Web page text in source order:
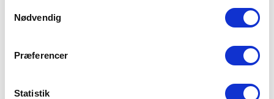
Du kan læse mere om vores brug af cookies under
"Detaljer" eller ved at klikke videre til vores Cookiepolitik,
Nødvendig
Præferencer
Statistik